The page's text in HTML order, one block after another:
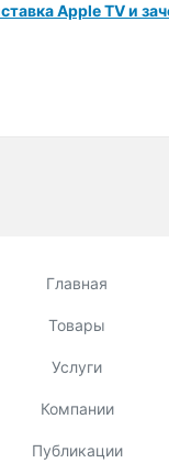
Apple TV и
Главная
Товары
Услуги
Компании
Публикации